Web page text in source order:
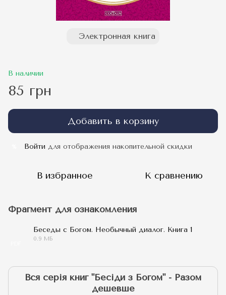
Электронная книга
В наличии
85 грн
Добавить в корзину
Войти для отображения накопительной скидки
В избранное К сравнению
Фрагмент для ознакомления
Беседы с Богом. Необычный диалог. Книга 1
0.9 МБ
Вся серія книг "Бесіди з Богом" - Разом
дешевше